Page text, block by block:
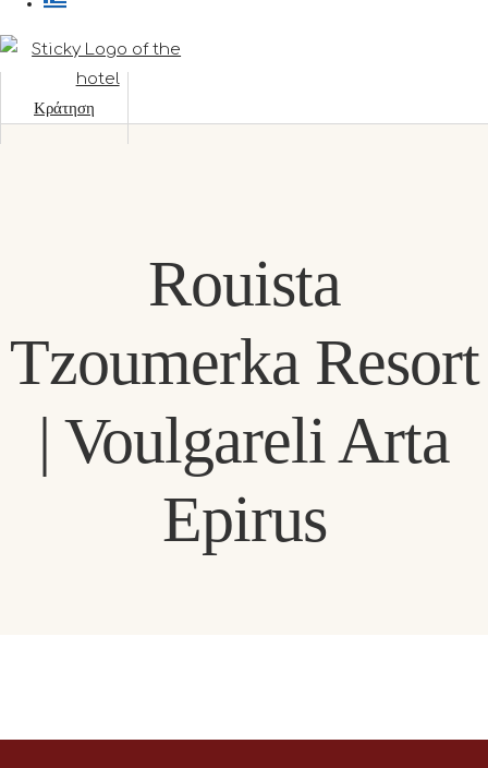
Κράτηση
Rouista
Tzoumerka Resort
| Voulgareli Arta
Epirus